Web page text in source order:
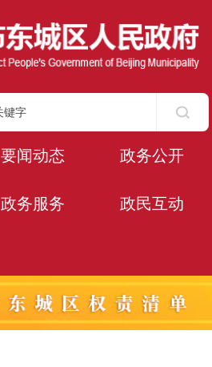
要闻动态 政务公开
政务服务 政民互动